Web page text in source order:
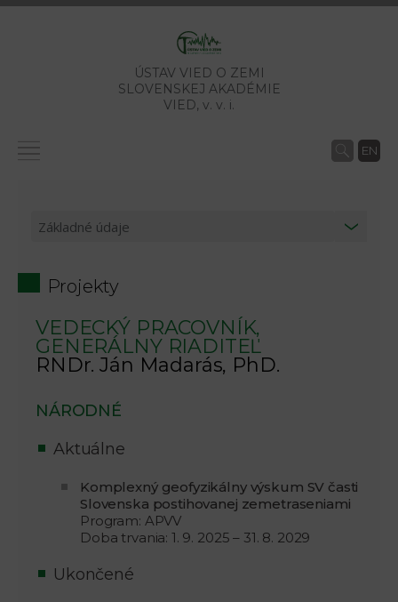
ÚSTAV VIED O ZEMI
SLOVENSKEJ AKADÉMIE
VIED, v. v. i.
EN
Projekty
VEDECKÝ PRACOVNÍK,
GENERÁLNY RIADITEĽ
RNDr. Ján Madarás, PhD.
NÁRODNÉ
Aktuálne
Komplexný geofyzikálny výskum SV časti
Slovenska postihovanej zemetraseniami
Program: APVV
Doba trvania: 1. 9. 2025 – 31. 8. 2029
Ukončené